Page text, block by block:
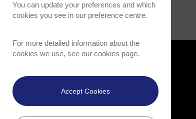
You can update your preferences and which
cookies you see in our preference centre.
For more detailed information about the
cookies we use, see our cookies page.
Accept Cookies